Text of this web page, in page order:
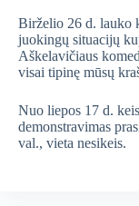
Birželio 26 d. lauko
juokingų situacijų
Aškelavičiaus
visai tipinę mūsų
Nuo liepos 17 d.
demonstravimas
val., vieta nesikeis.